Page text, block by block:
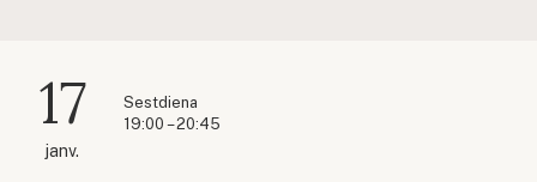
17
janv.
Sestdiena
19:00 – 20:45